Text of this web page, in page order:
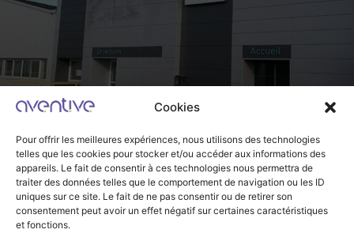
Cookies
Pour offrir les meilleures expériences, nous utilisons des technologies
telles que les cookies pour stocker et/ou accéder aux informations des
appareils. Le fait de consentir à ces technologies nous permettra de
traiter des données telles que le comportement de navigation ou les ID
uniques sur ce site. Le fait de ne pas consentir ou de retirer son
consentement peut avoir un effet négatif sur certaines caractéristiques
et fonctions.